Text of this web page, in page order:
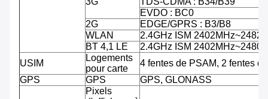
EVDO : BC0
2G
EDGE/GPRS : B3/B8
WLAN
2.4GHz ISM
BT 4,1 LE
2.4GHz ISM
USIM
Logements
pour carte
4 fentes de PSAM, 2 fentes
GPS
GPS GPS, GLONASS
Pixels